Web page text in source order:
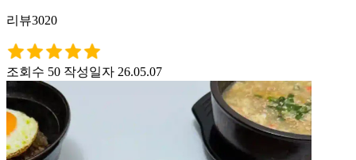
리뷰3020
조회수 50 작성일자 26.05.07